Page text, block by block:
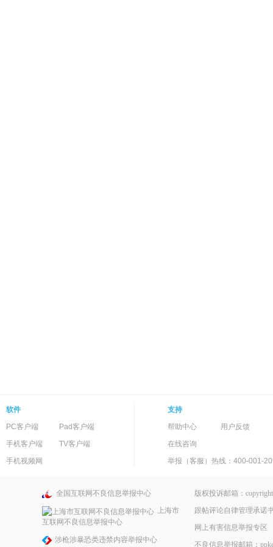
软件
PC客户端
Pad客户端
手机客户端
TV客户端
手机视频网
支持
帮助中心
用户反馈
在线咨询
举报（客服）热线：400-001-
全国互联网不良信息举报中心
上海市
互联网不良信息举报中心
涉枪涉暴恐类违禁内容举报中心
版权投诉邮箱：
跟帖评论自律管理承诺
网上有害信息举报专区
不良信息举报邮箱：